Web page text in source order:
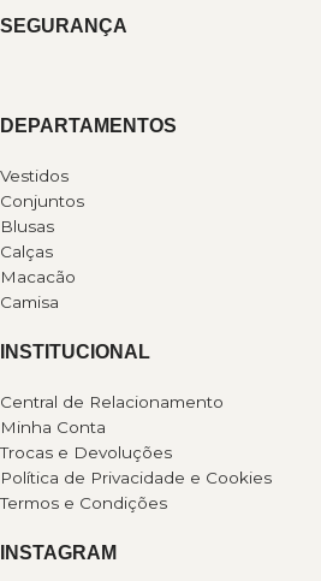
SEGURANÇA
DEPARTAMENTOS
Vestidos
Conjuntos
Blusas
Calças
Macacão
Camisa
INSTITUCIONAL
Central de Relacionamento
Minha Conta
Trocas e Devoluções
Política de Privacidade e Cookies
Termos e Condições
INSTAGRAM